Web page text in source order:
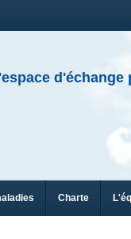
d'échange
Charte